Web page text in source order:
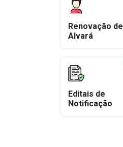
Renovação de
Alvará
Editais de
Notificação